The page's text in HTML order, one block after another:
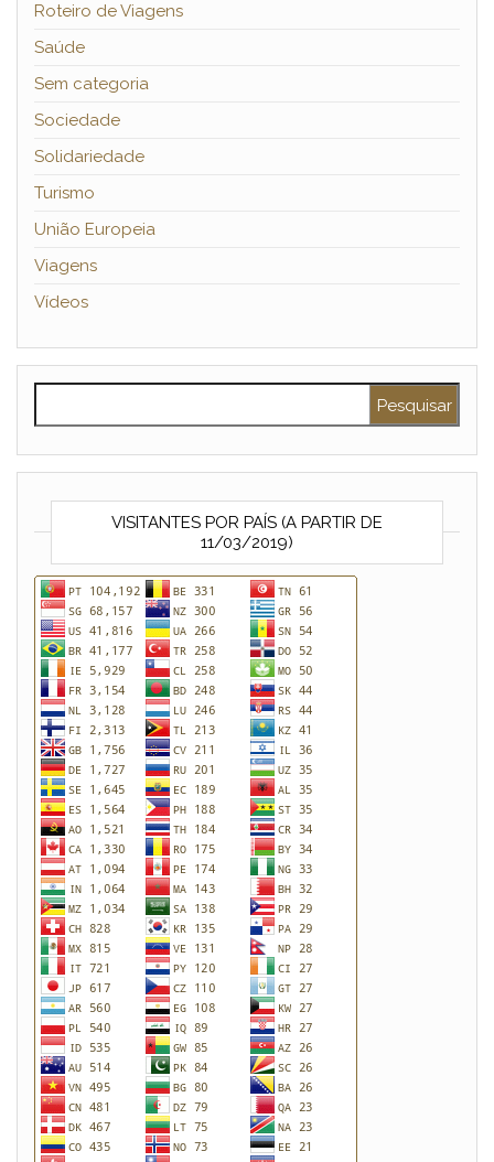
Roteiro de Viagens
Saúde
Sem categoria
Sociedade
Solidariedade
Turismo
União Europeia
Viagens
Vídeos
VISITANTES POR PAÍS (A PARTIR DE
11/03/2019)